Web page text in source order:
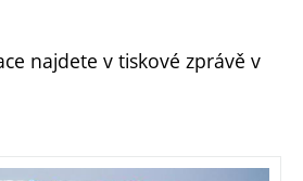
najdete v tiskové zprávě v